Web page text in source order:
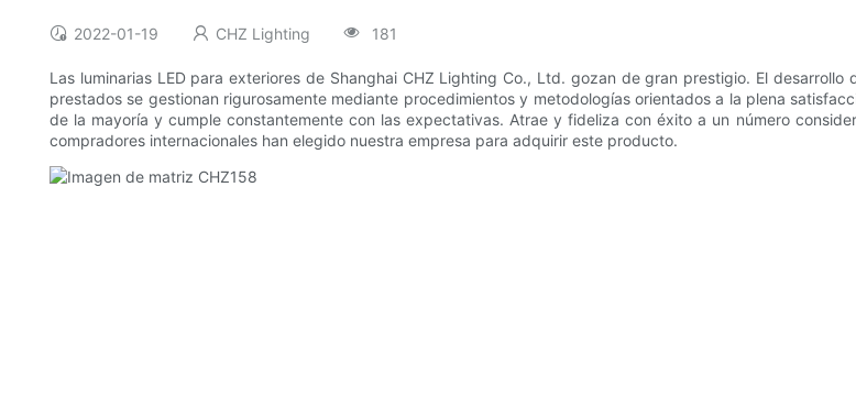
2022-01-19 CHZ Lighting 181
Las luminarias LED para exteriores de Shanghai CHZ Lighting Co., Ltd. gozan de gran prestigio. El
prestados se gestionan rigurosamente mediante procedimientos y metodologías orientados a la plena
de la mayoría y cumple constantemente con las expectativas. Atrae y fideliza con éxito a un número
compradores internacionales han elegido nuestra empresa para adquirir este producto.